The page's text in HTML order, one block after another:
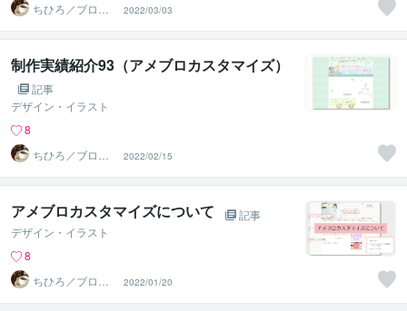
ちひろ／ブログ
にもサンプルあ
ります
2022/03/03
制作実績紹介93（アメブロカスタマイズ）
記事
デザイン・イラスト
8
ちひろ／ブログ
にもサンプルあ
ります
2022/02/15
アメブロカスタマイズについて
記事
デザイン・イラスト
8
ちひろ／ブログ
にもサンプルあ
ります
2022/01/20